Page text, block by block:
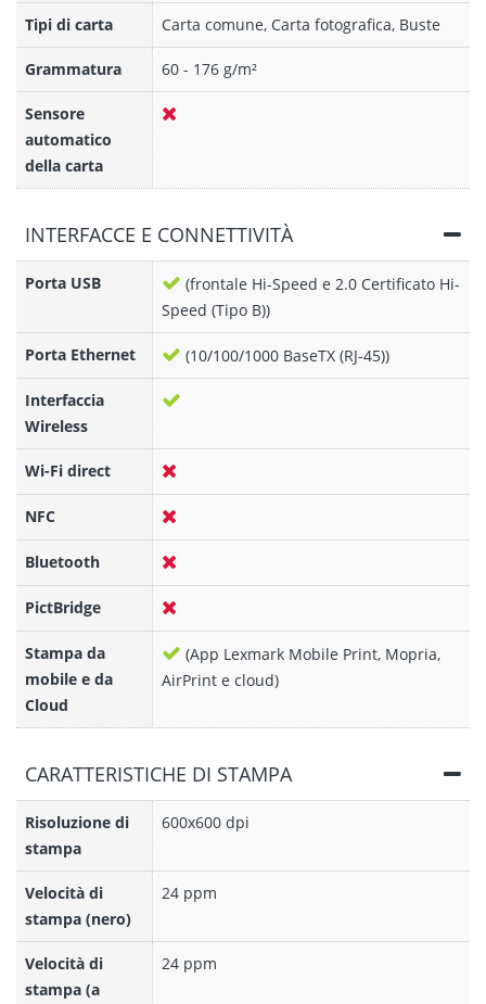
Tipi di carta Carta comune, Carta fotografica, Buste
Grammatura 60 - 176 g/m²
Sensore
automatico
della carta
INTERFACCE E CONNETTIVITÀ
Porta USB
(frontale Hi-Speed e 2.0 Certificato Hi-
Speed (Tipo B))
Porta Ethernet (10/100/1000 BaseTX (RJ-45))
Interfaccia
Wireless
Wi-Fi direct
NFC
Bluetooth
PictBridge
Stampa da
mobile e da
Cloud
(App Lexmark Mobile Print, Mopria,
AirPrint e cloud)
CARATTERISTICHE DI STAMPA
Risoluzione di
stampa
600x600 dpi
Velocità di
stampa (nero)
24 ppm
Velocità di
stampa (a
24 ppm